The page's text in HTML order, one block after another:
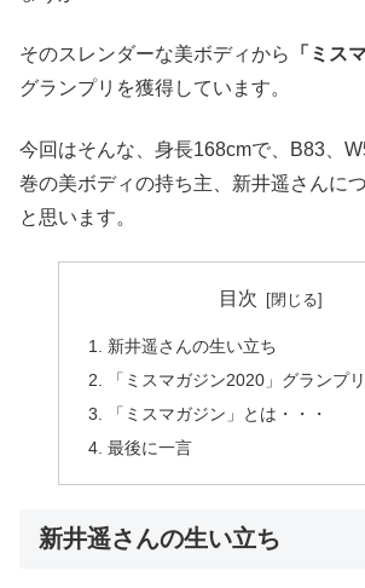
そのスレンダーな美ボディから 「ミス
グランプリを獲得しています。
今回はそんな、身長168cmで、B83、
巻の美ボディの持ち主、新井遥さんに
と思います。
目次
新井遥さんの生い立ち
「ミスマガジン2020」グランプ
「ミスマガジン」とは・・・
最後に一言
新井遥さんの生い立ち